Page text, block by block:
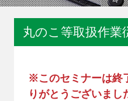
丸のこ等取扱作業
※このセミナーは終
りがとうございまし